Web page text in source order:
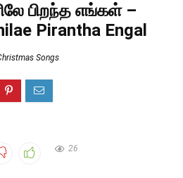
பிறந்த எங்கள் –
Pirantha Engal
Songs
26